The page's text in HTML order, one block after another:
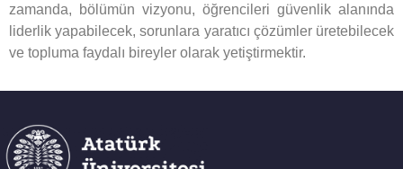
zamanda, bölümün vizyonu, öğrencileri güvenlik alanında
liderlik yapabilecek, sorunlara yaratıcı çözümler üretebilecek
ve topluma faydalı bireyler olarak yetiştirmektir.